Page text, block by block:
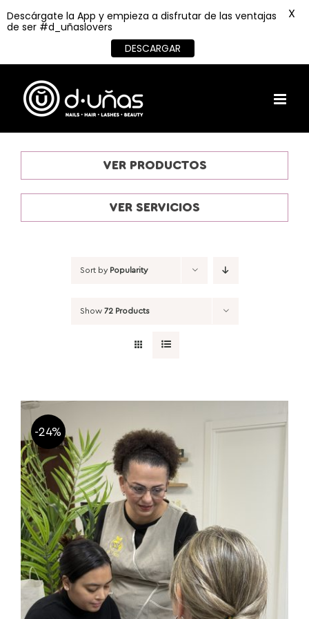
content
VER PRODUCTOS
VER SERVICIOS
Sort by Popularity
Show 72 Products
-24%
Descárgate la App y empieza a disfrutar de las ventajas
de ser #d_uñaslovers
DESCARGAR
X